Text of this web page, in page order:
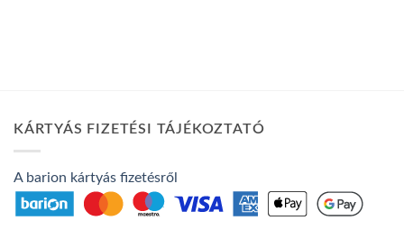
KÁRTYÁS FIZETÉSI TÁJÉKOZTATÓ
A barion kártyás fizetésről